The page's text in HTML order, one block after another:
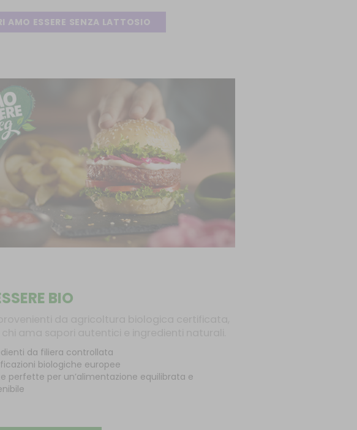
AMO ESSERE SENZA LATTOSIO
BIO
da filiera controllata
biologiche europee
perfette per un’alimentazione equilibrata e